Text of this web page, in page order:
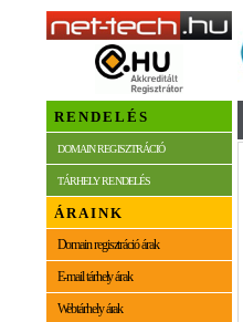
RENDELÉS
DOMAIN REGISZTRÁCIÓ
TÁRHELY RENDELÉS
ÁRAINK
Domain regisztráció árak
E-mail tárhely árak
Webtárhely árak